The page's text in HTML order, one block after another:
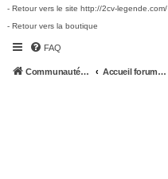
- Retour vers le site http://2cv-legende.com/
- Retour vers la boutique
FAQ
Communauté 2cv-legende.com Accueil forum 2cv-legende.com